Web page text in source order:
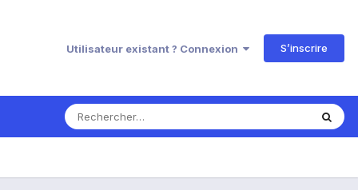
Utilisateur existant ? Connexion S’inscrire